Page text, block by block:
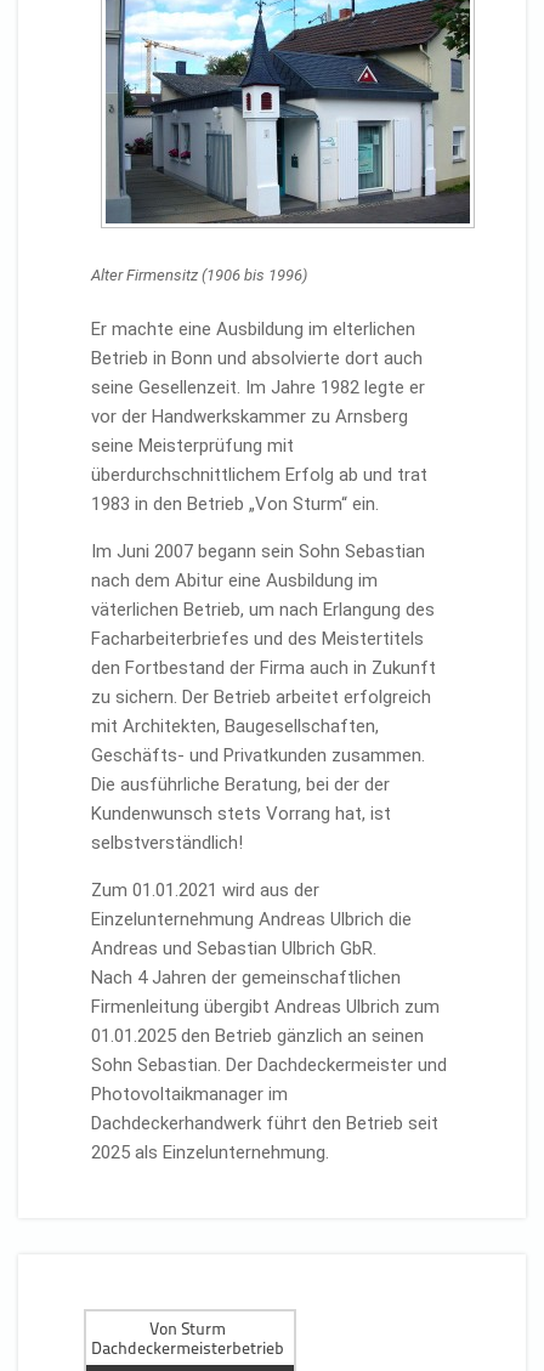
Alter Firmensitz (1906 bis 1996)
Er machte eine Ausbildung im elterlichen
Betrieb in Bonn und absolvierte dort auch
seine Gesellenzeit. Im Jahre 1982 legte er
vor der Handwerkskammer zu Arnsberg
seine Meisterprüfung mit
überdurchschnittlichem Erfolg ab und trat
1983 in den Betrieb „Von Sturm“ ein.
Im Juni 2007 begann sein Sohn Sebastian
nach dem Abitur eine Ausbildung im
väterlichen Betrieb, um nach Erlangung des
Facharbeiterbriefes und des Meistertitels
den Fortbestand der Firma auch in Zukunft
zu sichern. Der Betrieb arbeitet erfolgreich
mit Architekten, Baugesellschaften,
Geschäfts- und Privatkunden zusammen.
Die ausführliche Beratung, bei der der
Kundenwunsch stets Vorrang hat, ist
selbstverständlich!
Zum 01.01.2021 wird aus der
Einzelunternehmung Andreas Ulbrich die
Andreas und Sebastian Ulbrich GbR.
Nach 4 Jahren der gemeinschaftlichen
Firmenleitung übergibt Andreas Ulbrich zum
01.01.2025 den Betrieb gänzlich an seinen
Sohn Sebastian. Der Dachdeckermeister und
Photovoltaikmanager im
Dachdeckerhandwerk führt den Betrieb seit
2025 als Einzelunternehmung.